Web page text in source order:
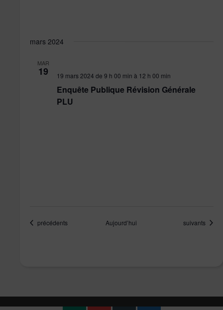
mars 2024
MAR
19
Enquête Publique Révision Générale
PLU
19 mars 2024 de 9 h 00 min à 12 h 00 min
Évènements
précédents Aujourd’hui Évènements
suivants